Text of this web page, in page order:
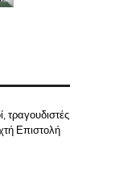
τραγουδιστές
Επιστολή